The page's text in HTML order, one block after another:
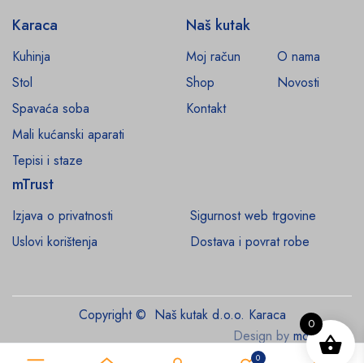
0 0
Karaca
Kuhinja
Stol
Spavaća soba
Mali kućanski aparati
Tepisi i staze
Naš kutak
Moj račun
O nama
Shop
Novosti
Kontakt
mTrust
Izjava o privatnosti
Sigurnost web trgovine
Uslovi korištenja
Dostava i povrat robe
Copyright © Naš kutak d.o.o. Karaca
Design by monroe.ba
0